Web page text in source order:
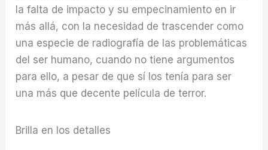
la falta de impacto y su empecinamiento en ir
más allá, con la necesidad de trascender como
una especie de radiografía de las problemáticas
del ser humano, cuando no tiene argumentos
para ello, a pesar de que sí los tenía para ser
una más que decente película de terror.
Brilla en los detalles